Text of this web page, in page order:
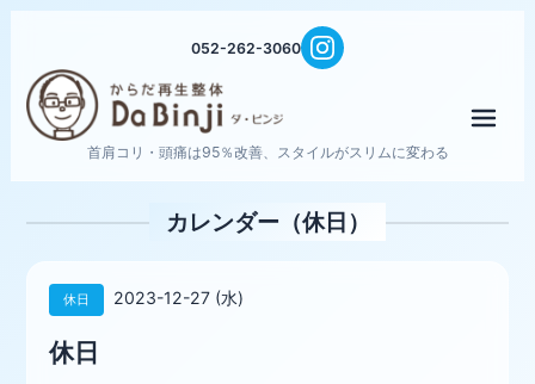
052-262-3060
首肩コリ・頭痛は95％改善、スタイルがスリムに変わる
カレンダー（休日）
休日 2023-12-27 (水)
休日